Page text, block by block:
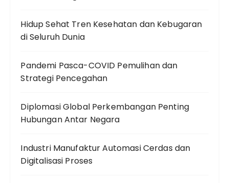
Hidup Sehat Tren Kesehatan dan Kebugaran
di Seluruh Dunia
Pandemi Pasca-COVID Pemulihan dan
Strategi Pencegahan
Diplomasi Global Perkembangan Penting
Hubungan Antar Negara
Industri Manufaktur Automasi Cerdas dan
Digitalisasi Proses